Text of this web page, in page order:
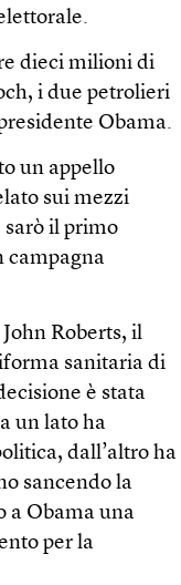
dieci milioni di
i due petrolieri
Obama.
un appello
sui mezzi
sarò il primo
campagna
Roberts, il
sanitaria di
è stata
un lato ha
dall’altro ha
sancendo la
a Obama una
per la